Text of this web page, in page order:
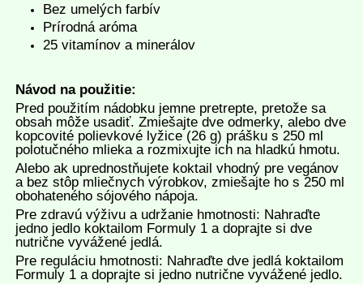
Bez umelých farbív
Prírodná aróma
25 vitamínov a minerálov
Návod na použitie:
Pred použitím nádobku jemne pretrepte, pretože sa
obsah môže usadiť. Zmiešajte dve odmerky, alebo dve
kopcovité polievkové lyžice (26 g) prášku s 250 ml
polotučného mlieka a rozmixujte ich na hladkú hmotu.
Alebo ak uprednostňujete koktail vhodný pre vegánov
a bez stôp mliečnych výrobkov, zmiešajte ho s 250 ml
obohateného sójového nápoja.
Pre zdravú výživu a udržanie hmotnosti: Nahraďte
jedno jedlo koktailom Formuly 1 a doprajte si dve
nutrične vyvážené jedlá.
Pre reguláciu hmotnosti: Nahraďte dve jedlá koktailom
Formuly 1 a doprajte si jedno nutrične vyvážené jedlo.